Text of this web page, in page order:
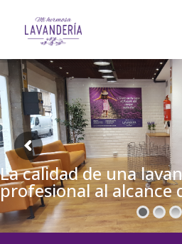
La calidad de una
profesional al alcance